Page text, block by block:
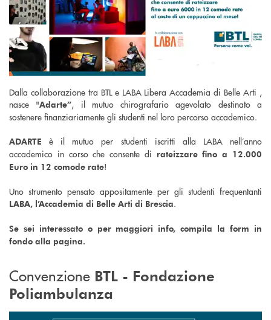
Dalla collaborazione tra BTL e LABA Libera Accademia di Belle Arti ,
nasce "Adarte”, il mutuo chirografario agevolato destinato a
sostenere finanziariamente gli studenti nel loro percorso accademico.
ADARTE è il mutuo per studenti iscritti alla LABA nell’anno
accademico in corso che consente di rateizzare fino a 12.000
Euro in 12 comode rate!
Uno strumento pensato appositamente per gli studenti frequentanti
LABA, l’Accademia di Belle Arti di Brescia.
Se sei interessato o per maggiori info, compila la form in
fondo alla pagina.
Convenzione BTL - Fondazione
Poliambulanza